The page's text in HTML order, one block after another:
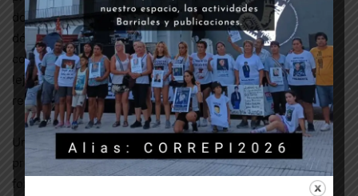
docentes del país (el ejemplo más claro es el de CABA,
dónde esta semana falleció un docente por Covid-19), y
con protocolos absurdos, imposibles de cumplir, y que
lejos están de garantizar las condiciones mínimas de
resguardo para lxs trabajadorxs de la educación.
Una vez más, el gobierno nacional y los gobiernos
provinciales, priorizan la foto electoral y el destino de
fondos públicos hacia otros intereses (como el acuerdo